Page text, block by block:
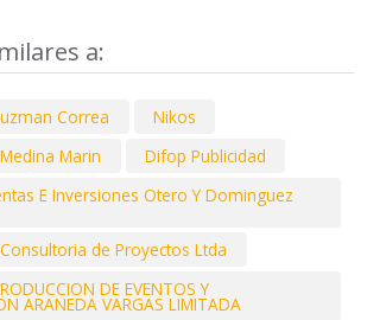
a:
Correa
Nikos
Marin
Difop Publicidad
E Inversiones Otero Y Dominguez
de Proyectos Ltda
DE EVENTOS Y
ARANEDA VARGAS LIMITADA